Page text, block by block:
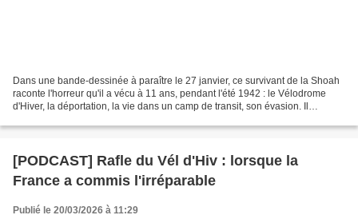
Dans une bande-dessinée à paraître le 27 janvier, ce survivant de la Shoah
raconte l'horreur qu'il a vécu à 11 ans, pendant l'été 1942 : le Vélodrome
d'Hiver, la déportation, la vie dans un camp de transit, son évasion. Il
[PODCAST] Rafle du Vél d'Hiv : lorsque la
France a commis l'irréparable
Publié le 20/03/2026 à 11:29